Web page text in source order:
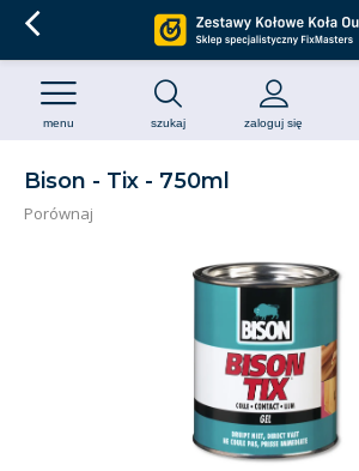
szukaj zaloguj się
menu
Bison - Tix - 750ml
Porównaj